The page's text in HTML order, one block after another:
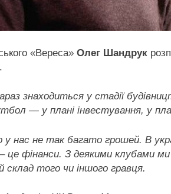
«Вереса» Олег Шандрук
знаходиться у стадії
— у плані інвестування, у
нас не так багато грошей. В
– це фінанси. З деякими клубами
склад того чи іншого гравця.